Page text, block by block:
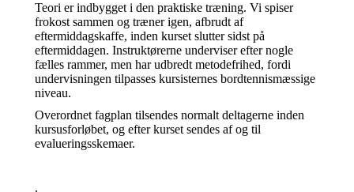
Teori er indbygget i den praktiske træning. Vi spiser
frokost sammen og træner igen, afbrudt af
eftermiddagskaffe, inden kurset slutter sidst på
eftermiddagen. Instruktørerne underviser efter nogle
fælles rammer, men har udbredt metodefrihed, fordi
undervisningen tilpasses kursisternes bordtennismæssige
niveau.
Overordnet fagplan tilsendes normalt deltagerne inden
kursusforløbet, og efter kurset sendes af og til
evalueringsskemaer.
.